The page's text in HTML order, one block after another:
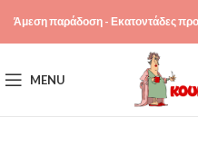
Άμεση παράδοση - Εκατοντάδες
MENU